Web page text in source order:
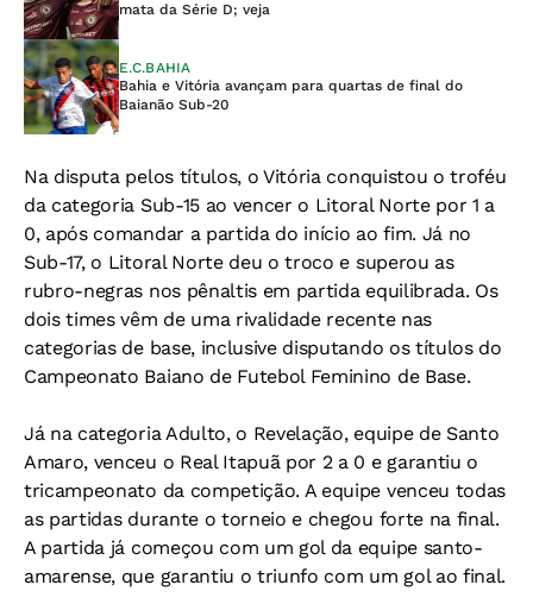
mata da Série D; veja
E.C.BAHIA
Bahia e Vitória avançam para quartas de final do
Baianão Sub-20
Na disputa pelos títulos, o Vitória conquistou o troféu
da categoria Sub-15 ao vencer o Litoral Norte por 1 a
0, após comandar a partida do início ao fim. Já no
Sub-17, o Litoral Norte deu o troco e superou as
rubro-negras nos pênaltis em partida equilibrada. Os
dois times vêm de uma rivalidade recente nas
categorias de base, inclusive disputando os títulos do
Campeonato Baiano de Futebol Feminino de Base.
Já na categoria Adulto, o Revelação, equipe de Santo
Amaro, venceu o Real Itapuã por 2 a 0 e garantiu o
tricampeonato da competição. A equipe venceu todas
as partidas durante o torneio e chegou forte na final.
A partida já começou com um gol da equipe santo-
amarense, que garantiu o triunfo com um gol ao final.